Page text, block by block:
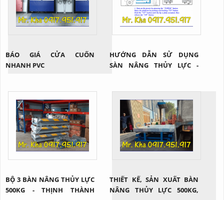
hàng hóa giữa các khu vực
mà còn đa dạng nhiều mẫu
mã và chủng loại nhằm đáp
ứng tối...
BÁO GIÁ CỬA CUỐN
NHANH PVC
HƯỚNG DẪN SỬ DỤNG
SÀN NÂNG THỦY LỰC -
BỘ 3 BÀN NÂNG THỦY LỰC
500KG - THỊNH THÀNH
THIẾT KẾ, SẢN XUẤT BÀN
NÂNG THỦY LỰC 500KG,